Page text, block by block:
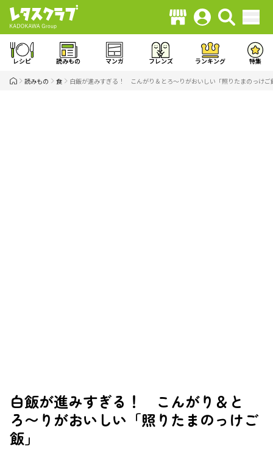
レシピ 読みもの マンガ フレンズ ランキング 特集
読みもの 食 白飯が進みすぎる！ こんがり＆とろ〜りがおいしい「照りたまのっけご
白飯が進みすぎる！ こんがり＆と
ろ〜りがおいしい「照りたまのっけご
飯」